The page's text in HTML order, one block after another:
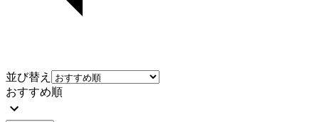
並び替え
おすすめ順